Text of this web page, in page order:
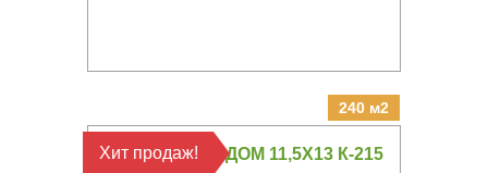
240 м2
КАРКАСНЫЙ ДОМ 11,5Х13 К-215
Хит продаж!